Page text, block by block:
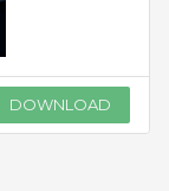
DOWNLOAD